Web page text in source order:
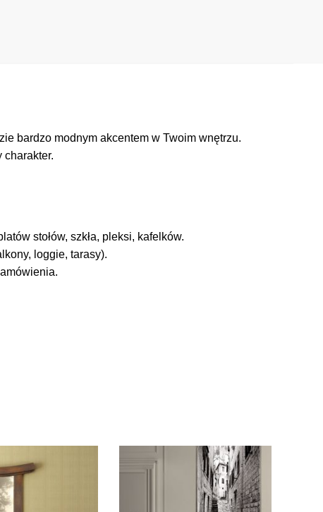
bardzo modnym akcentem w Twoim wnętrzu.
stołów, szkła, pleksi, kafelków.
loggie, tarasy).